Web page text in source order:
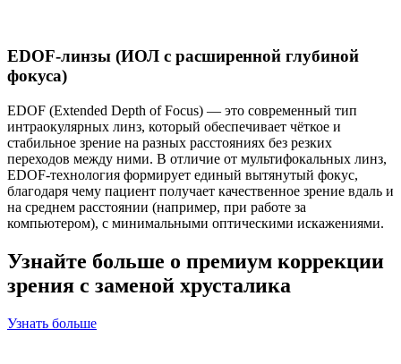
EDOF-линзы (ИОЛ с расширенной глубиной
фокуса)
EDOF (Extended Depth of Focus) — это современный тип
интраокулярных линз, который обеспечивает чёткое и
стабильное зрение на разных расстояниях без резких
переходов между ними. В отличие от мультифокальных линз,
EDOF-технология формирует единый вытянутый фокус,
благодаря чему пациент получает качественное зрение вдаль и
на среднем расстоянии (например, при работе за
компьютером), с минимальными оптическими искажениями.
Узнайте больше о премиум коррекции
зрения с заменой хрусталика
Узнать больше